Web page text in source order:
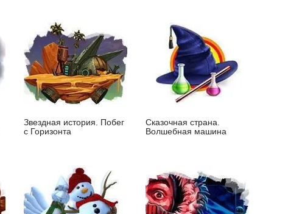
Звездная история. Побег
с Горизонта
Сказочная страна.
Волшебная машина